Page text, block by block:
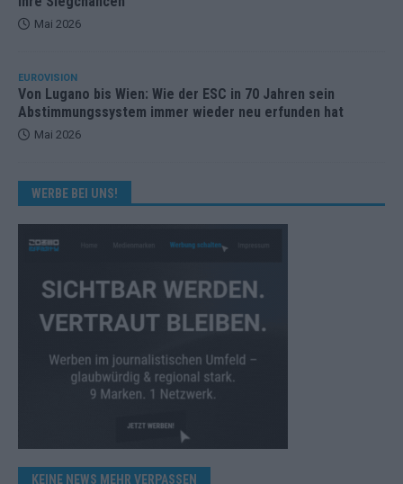
Mai 2026
EUROVISION
Von Lugano bis Wien: Wie der ESC in 70 Jahren sein
Abstimmungssystem immer wieder neu erfunden hat
Mai 2026
WERBE BEI UNS!
KEINE NEWS MEHR VERPASSEN